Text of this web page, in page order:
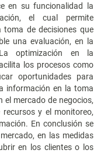
en su funcionalidad la
el cual permite
de decisiones que
una evaluación, en la
optimización en la
los procesos como
oportunidades para
información en la toma
el mercado de negocios,
y el monitoreo,
En conclusión se
en las medidas
en los clientes o los